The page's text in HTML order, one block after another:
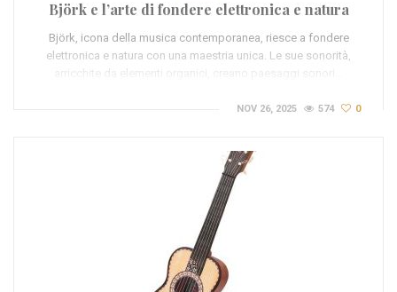
Björk e l’arte di fondere elettronica e natura
Björk, icona della musica contemporanea, riesce a fondere
elettronica e natura con una maestria unica. Le sue sonorità,
arricchite da elementi organici, creano paesaggi sonori…
NOV 26, 2025 574 0